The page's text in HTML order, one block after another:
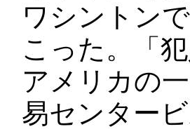
ワシントン
こった。「
アメリカの
易センター